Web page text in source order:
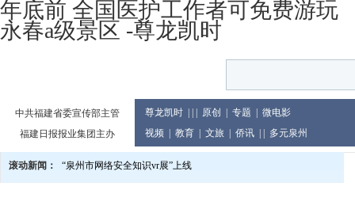
年底前 全国医护工作者可免费游玩
永春a级景区 -尊龙凯时
中共福建省委宣传部主管
福建日报报业集团主办
尊龙凯时 原创 专题
微电影
视频
教育 文旅 侨讯 多元泉州
滚动新闻： “泉州市网络安全知识vr展”上线